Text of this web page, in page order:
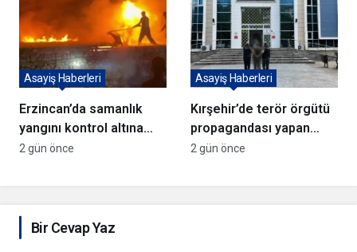
Erzincan’da samanlık
yangını kontrol altına
alındı
Asayiş Haberleri
2 gün önce
Kırşehir’de terör örgütü
propagandası yapan
şüpheli yakalandı
Asayiş Haberleri
2 gün önce
Bir Cevap Yaz